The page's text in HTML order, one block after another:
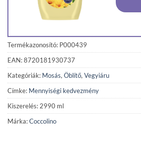
Termékazonosító: P000439
EAN: 8720181930737
Kategóriák: Mosás,Öblítő,Vegyiáru
Címke: Mennyiségi kedvezmény
Kiszerelés: 2990 ml
Márka:Coccolino